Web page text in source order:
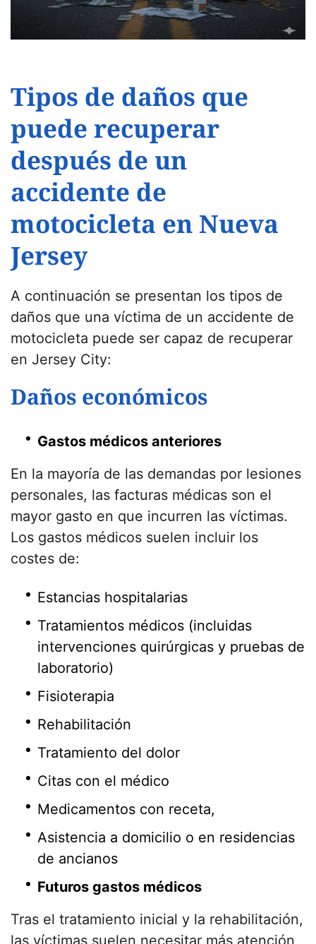
Tipos de daños que
puede recuperar
después de un
accidente de
motocicleta en Nueva
Jersey
A continuación se presentan los tipos de
daños que una víctima de un accidente de
motocicleta puede ser capaz de recuperar
en Jersey City:
Daños económicos
Gastos médicos anteriores
En la mayoría de las demandas por lesiones
personales, las facturas médicas son el
mayor gasto en que incurren las víctimas.
Los gastos médicos suelen incluir los
costes de:
Estancias hospitalarias
Tratamientos médicos (incluidas
intervenciones quirúrgicas y pruebas de
laboratorio)
Fisioterapia
Rehabilitación
Tratamiento del dolor
Citas con el médico
Medicamentos con receta,
Asistencia a domicilio o en residencias
de ancianos
Futuros gastos médicos
Tras el tratamiento inicial y la rehabilitación,
las víctimas suelen necesitar más atención